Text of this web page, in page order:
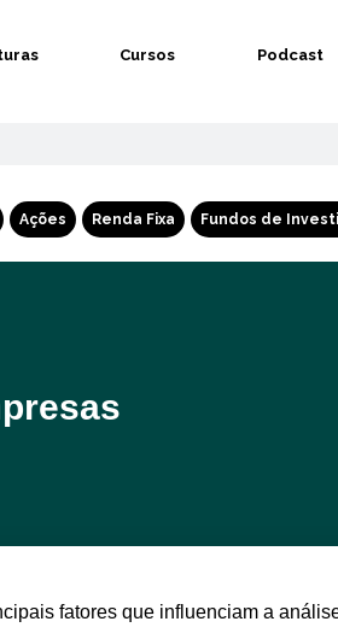
Cursos Podcast
Ações Renda Fixa Fundos de
fatores que influenciam a